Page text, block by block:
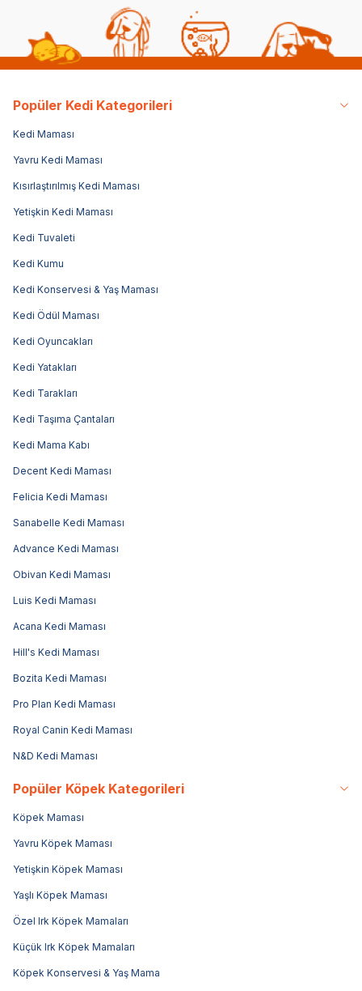
Popüler Kedi Kategorileri
Kedi Maması
Yavru Kedi Maması
Kısırlaştırılmış Kedi Maması
Yetişkin Kedi Maması
Kedi Tuvaleti
Kedi Kumu
Kedi Konservesi & Yaş Maması
Kedi Ödül Maması
Kedi Oyuncakları
Kedi Yatakları
Kedi Tarakları
Kedi Taşıma Çantaları
Kedi Mama Kabı
Decent Kedi Maması
Felicia Kedi Maması
Sanabelle Kedi Maması
Advance Kedi Maması
Obivan Kedi Maması
Luis Kedi Maması
Acana Kedi Maması
Hill's Kedi Maması
Bozita Kedi Maması
Pro Plan Kedi Maması
Royal Canin Kedi Maması
N&D Kedi Maması
Popüler Köpek Kategorileri
Köpek Maması
Yavru Köpek Maması
Yetişkin Köpek Maması
Yaşlı Köpek Maması
Özel Irk Köpek Mamaları
Küçük Irk Köpek Mamaları
Köpek Konservesi & Yaş Mama